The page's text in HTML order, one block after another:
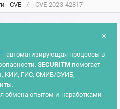
- CVE CVE-2023-42817
×
?
автоматизирующая процессы в
SECURITM помогает
КИИ, ГИС, СМИБ/СУИБ,
обмена опытом и наработками